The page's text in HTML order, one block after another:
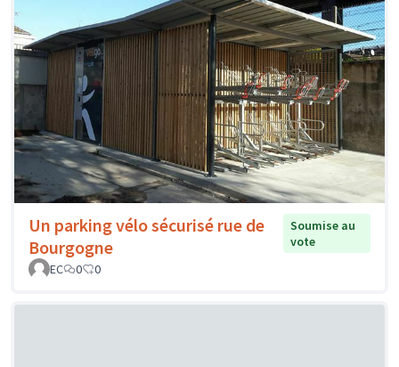
Un parking vélo sécurisé rue de
Bourgogne
Soumise au
vote
EC
0 0